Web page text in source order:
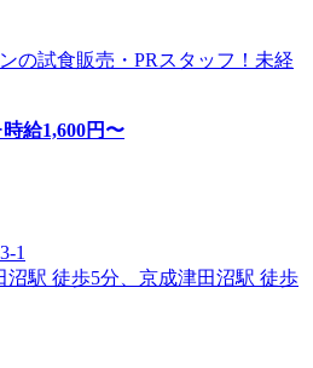
の試食販売・PRスタッフ！未経
時給1,600円〜
1
駅 徒歩5分、京成津田沼駅 徒歩